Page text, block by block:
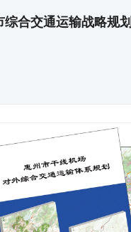
综合交通运输战略规划